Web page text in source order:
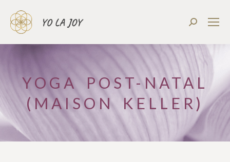
YOGA POST-NATAL
(MAISON KELLER)